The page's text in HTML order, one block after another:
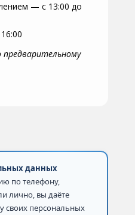
— с 13:00 до
предварительному
данных
по телефону,
лично, вы даёте
своих персональных